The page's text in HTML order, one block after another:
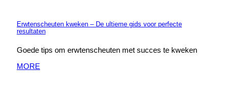
Erwtenscheuten kweken – De ultieme gids voor perfecte
resultaten
Goede tips om erwtenscheuten met succes te kweken
MORE